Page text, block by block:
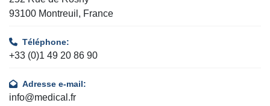
93100 Montreuil, France
Téléphone:
+33 (0)1 49 20 86 90
Adresse e-mail:
info@medical.fr